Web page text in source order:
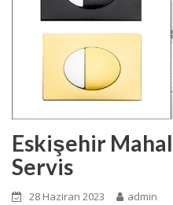
Eskişehir
Servis
28 Haziran 2023
admin